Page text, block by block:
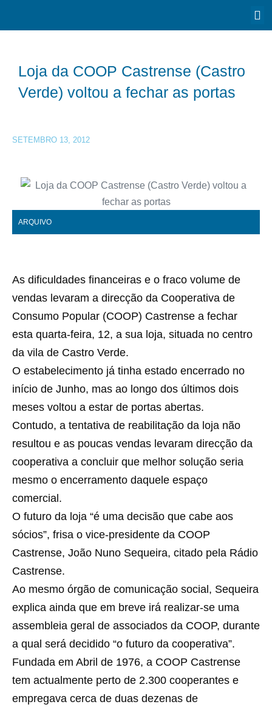
Loja da COOP Castrense (Castro
Verde) voltou a fechar as portas
SETEMBRO 13, 2012
ARQUIVO
As dificuldades financeiras e o fraco volume de
vendas levaram a direcção da Cooperativa de
Consumo Popular (COOP) Castrense a fechar
esta quarta-feira, 12, a sua loja, situada no centro
da vila de Castro Verde.
O estabelecimento já tinha estado encerrado no
início de Junho, mas ao longo dos últimos dois
meses voltou a estar de portas abertas.
Contudo, a tentativa de reabilitação da loja não
resultou e as poucas vendas levaram direcção da
cooperativa a concluir que melhor solução seria
mesmo o encerramento daquele espaço
comercial.
O futuro da loja “é uma decisão que cabe aos
sócios”, frisa o vice-presidente da COOP
Castrense, João Nuno Sequeira, citado pela Rádio
Castrense.
Ao mesmo órgão de comunicação social, Sequeira
explica ainda que em breve irá realizar-se uma
assembleia geral de associados da COOP, durante
a qual será decidido “o futuro da cooperativa”.
Fundada em Abril de 1976, a COOP Castrense
tem actualmente perto de 2.300 cooperantes e
empregava cerca de duas dezenas de